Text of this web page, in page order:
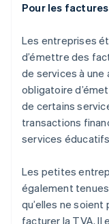
Pour les
Les entreprises
d’émettre des
de services à une
obligatoire
de certains
transactions
services
Les petites
également
qu’elles ne
facturer la TVA. Il